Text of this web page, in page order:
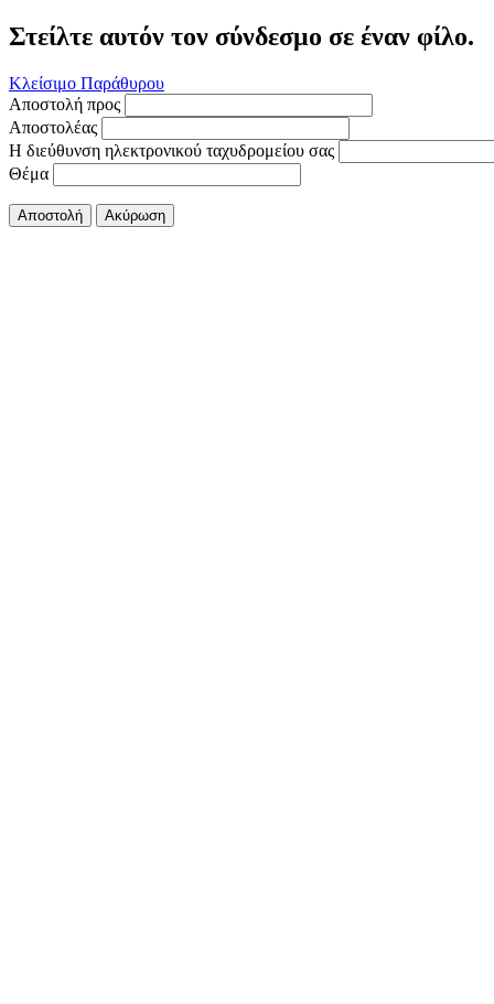
Στείλτε αυτόν τον σύνδεσμο σε έναν φίλο.
Κλείσιμο Παράθυρου
Αποστολή προς
Αποστολέας
Η διεύθυνση ηλεκτρονικού ταχυδρομείου σας
Θέμα
Αποστολή Ακύρωση